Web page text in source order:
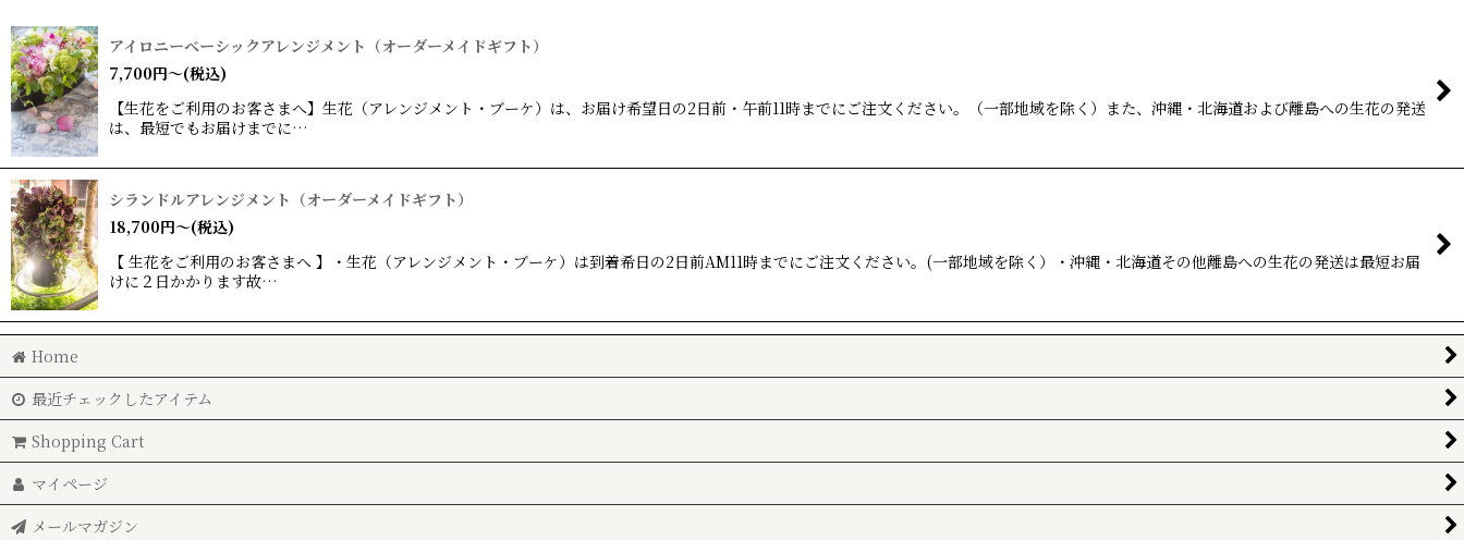
在庫あり
並び順:
絞り込む
アイロニーベーシックアレンジメント（オーダーメイドギフト）
7,700円～(税込)
【生花をご利用のお客さまへ】生花（アレンジメント・ブーケ）は、お届け希望日の2日前・午前11時までにご注文ください。（一部地域を除く）また、沖縄・北海道および離島への生花の発送
は、最短でもお届けまでに…
シランドルアレンジメント（オーダーメイドギフト）
18,700円～(税込)
【 生花をご利用のお客さまへ 】・生花（アレンジメント・ブーケ）は到着希日の2日前AM11時までにご注文ください。(一部地域を除く）・沖縄・北海道その他離島への生花の発送は最短お届
けに２日かかります故…
Home
最近チェックしたアイテム
Shopping Cart
マイページ
メールマガジン